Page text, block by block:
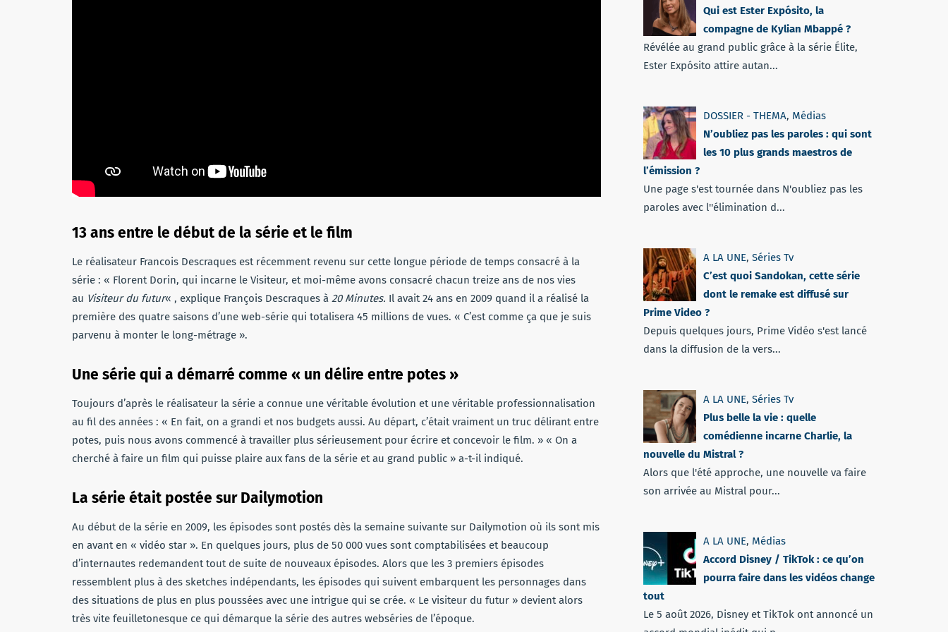
13 ans entre le début de la série et le film
Le réalisateur Francois Descraques est récemment revenu sur cette longue période de temps consacré à la
série : « Florent Dorin, qui incarne le Visiteur, et moi-même avons consacré chacun treize ans de nos vies
au Visiteur du futur« , explique François Descraques à 20 Minutes. Il avait 24 ans en 2009 quand il a réalisé la
première des quatre saisons d’une web-série qui totalisera 45 millions de vues. « C’est comme ça que je suis
parvenu à monter le long-métrage ».
Une série qui a démarré comme « un délire entre potes »
Toujours d’après le réalisateur la série a connue une véritable évolution et une véritable professionnalisation
au fil des années : « En fait, on a grandi et nos budgets aussi. Au départ, c’était vraiment un truc délirant entre
potes, puis nous avons commencé à travailler plus sérieusement pour écrire et concevoir le film. » « On a
cherché à faire un film qui puisse plaire aux fans de la série et au grand public » a-t-il indiqué.
La série était postée sur Dailymotion
Au début de la série en 2009, les épisodes sont postés dès la semaine suivante sur Dailymotion où ils sont mis
en avant en « vidéo star ». En quelques jours, plus de 50 000 vues sont comptabilisées et beaucoup
d’internautes redemandent tout de suite de nouveaux épisodes. Alors que les 3 premiers épisodes
ressemblent plus à des sketches indépendants, les épisodes qui suivent embarquent les personnages dans
des situations de plus en plus poussées avec une intrigue qui se crée. « Le visiteur du futur » devient alors
très vite feuilletonesque ce qui démarque la série des autres webséries de l’époque.
Qui est Ester Expósito, la
compagne de Kylian Mbappé ?
Révélée au grand public grâce à la série Élite,
Ester Expósito attire autan...
DOSSIER - THEMA, Médias
N’oubliez pas les paroles : qui sont
les 10 plus grands maestros de
l’émission ?
Une page s'est tournée dans N'oubliez pas les
paroles avec l''élimination d...
A LA UNE, Séries Tv
C’est quoi Sandokan, cette série
dont le remake est diffusé sur
Prime Video ?
Depuis quelques jours, Prime Vidéo s'est lancé
dans la diffusion de la vers...
A LA UNE, Séries Tv
Plus belle la vie : quelle
comédienne incarne Charlie, la
nouvelle du Mistral ?
Alors que l'été approche, une nouvelle va faire
son arrivée au Mistral pour...
A LA UNE, Médias
Accord Disney / TikTok : ce qu’on
pourra faire dans les vidéos change
tout
Le 5 août 2026, Disney et TikTok ont annoncé un